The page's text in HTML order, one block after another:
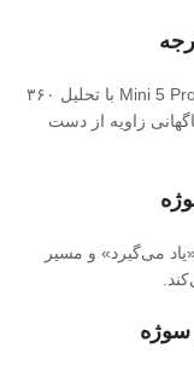
برخلاف نسل‌های قبلی که زوایای کور داشتند، Mini 5 Pro با تحلیل ۳۶۰
زاویه از دست
می‌گیرد» و مسیر
سوژه